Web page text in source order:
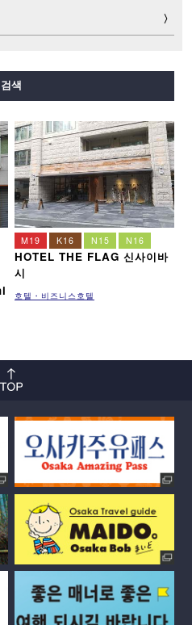
검색
M19 K16 N15 N16
HOTEL THE FLAG 신사이바
시
호텔・비즈니스호텔